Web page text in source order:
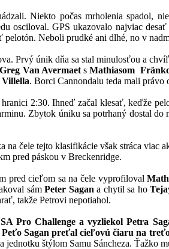
Niekto počas mrholenia spadol,
osciloval. GPS ukazovalo najviac
pelotón. Neboli prudké ani dlhé, no v
Prvý únik dňa sa stal minulosťou a
Greg Van AvermaetsMathiasom
. Borci Cannondalu teda mali právo
2:30. Ihneď začal klesať, keďže
Zbytok úniku sa potrhaný dostal do
čele tejto klasifikácie však stráca viac
pred páskou v Breckenridge.
pred cieľom sa na čele vyprofiloval
sámPeter Sagan a chytil sa ho
takže Petrovi nepotiahol.
Pro Challenge a vyzliekol Petra
Peťo Sagan preťal cieľovú čiaru na
jednotku štýlom Samu Sáncheza. Ťažko